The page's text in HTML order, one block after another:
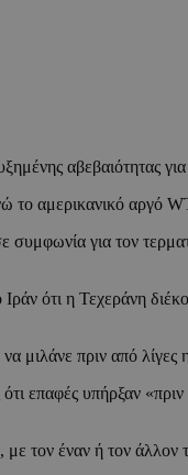
αβεβαιότητας
το αμερικανικό αργό
συμφωνία για τον
ότι η Τεχεράνη
μιλάνε πριν από
επαφές υπήρξαν
τον έναν ή τον